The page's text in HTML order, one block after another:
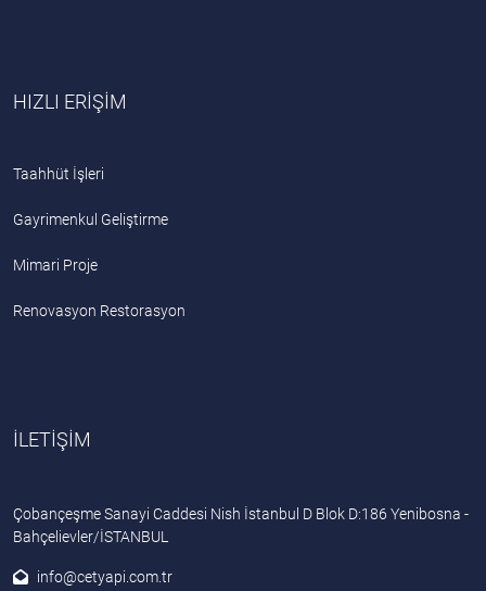
HIZLI ERİŞİM
Taahhüt İşleri
Gayrimenkul Geliştirme
Mimari Proje
Renovasyon Restorasyon
İLETİŞİM
Çobançeşme Sanayi Caddesi Nish İstanbul D Blok D:186 Yenibosna -
Bahçelievler/İSTANBUL
info@cetyapi.com.tr